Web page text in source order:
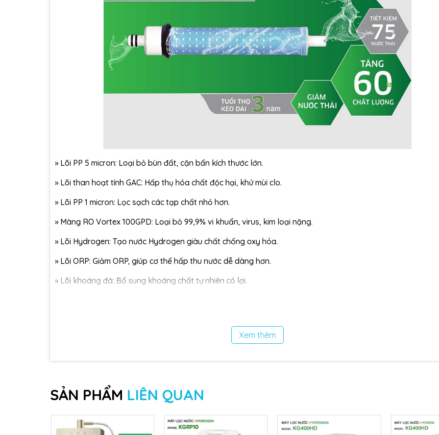
» Lõi PP 5 micron: Loại bỏ bùn đất, cặn bẩn kích thước lớn.
» Lõi than hoạt tính GAC: Hấp thụ hóa chất độc hại, khử mùi clo.
» Lõi PP 1 micron: Lọc sạch các tạp chất nhỏ hơn.
» Màng RO Vortex 100GPD: Loại bỏ 99,9% vi khuẩn, virus, kim loại nặng.
» Lõi Hydrogen: Tạo nước Hydrogen giàu chất chống oxy hóa.
» Lõi ORP: Giảm ORP, giúp cơ thể hấp thu nước dễ dàng hơn.
» Lõi khoáng đá: Bổ sung khoáng chất tự nhiên có lợi.
Lợi Ích Khi Sử Dụng Máy Lọc Nước Kangaroo KG100H
»Cung cấp nước sạch đạt chuẩn: Nhờ màng lọc RO tiên tiến, máy có khả năng loại bỏ hầu hết các vi
Xem thêm
SẢN PHẨM LIÊN QUAN